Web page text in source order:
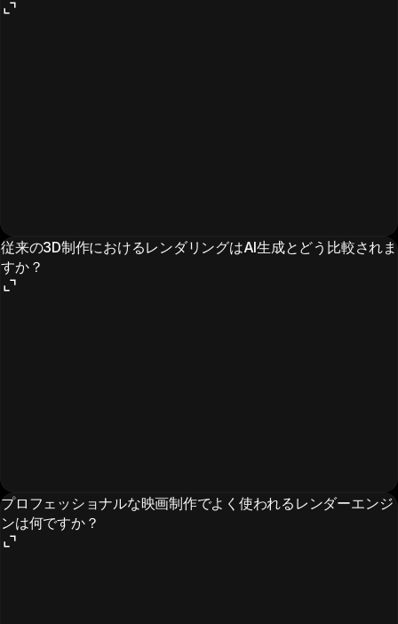
従来の3D制作におけるレンダリングはAI生成とどう比較されま
すか？
プロフェッショナルな映画制作でよく使われるレンダーエンジ
ンは何ですか？